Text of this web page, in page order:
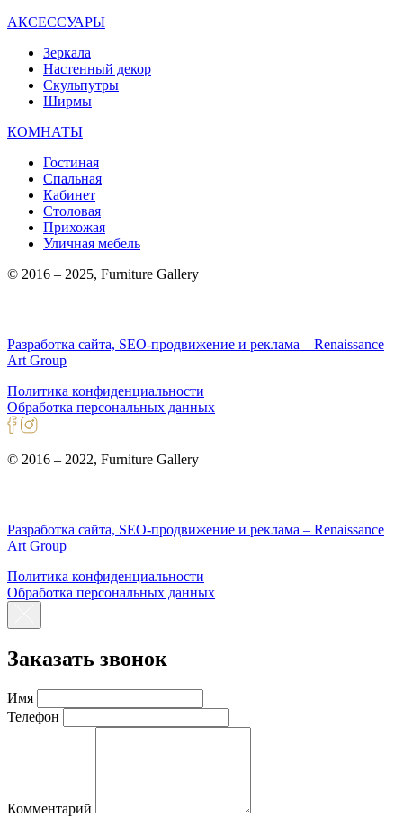
АКСЕССУАРЫ
Зеркала
Настенный декор
Скульпутры
Ширмы
КОМНАТЫ
Гостиная
Спальная
Кабинет
Столовая
Прихожая
Уличная мебель
© 2016 – 2025, Furniture Gallery
Разработка сайта, SEO-продвижение и реклама – Renaissance
Art Group
Политика конфиденциальности
Обработка персональных данных
© 2016 – 2022, Furniture Gallery
Разработка сайта, SEO-продвижение и реклама – Renaissance
Art Group
Политика конфиденциальности
Обработка персональных данных
Заказать звонок
Имя
Телефон
Комментарий